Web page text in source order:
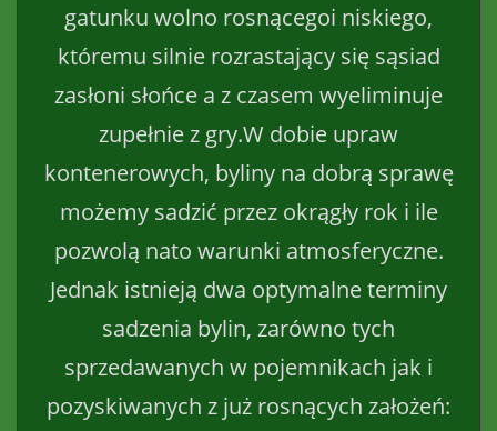
gatunku wolno rosnącegoi niskiego,
któremu silnie rozrastający się sąsiad
zasłoni słońce a z czasem wyeliminuje
zupełnie z gry.W dobie upraw
kontenerowych, byliny na dobrą sprawę
możemy sadzić przez okrągły rok i ile
pozwolą nato warunki atmosferyczne.
Jednak istnieją dwa optymalne terminy
sadzenia bylin, zarówno tych
sprzedawanych w pojemnikach jak i
pozyskiwanych z już rosnących założeń: